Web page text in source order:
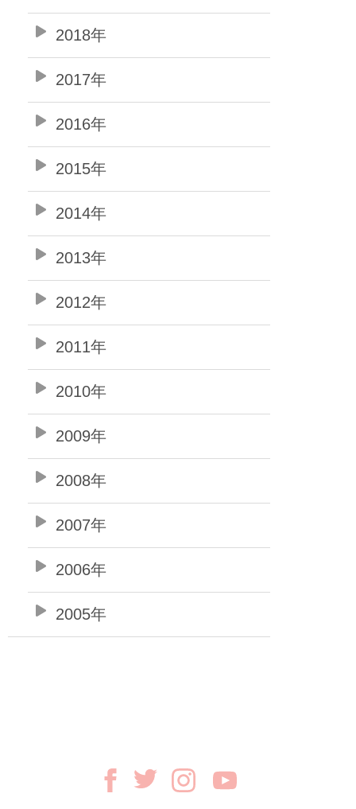
2018年
2017年
2016年
2015年
2014年
2013年
2012年
2011年
2010年
2009年
2008年
2007年
2006年
2005年